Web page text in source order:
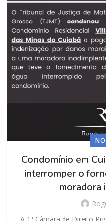
Condomínio em
interromper o
moradora
A 1ª Câmara de Direito